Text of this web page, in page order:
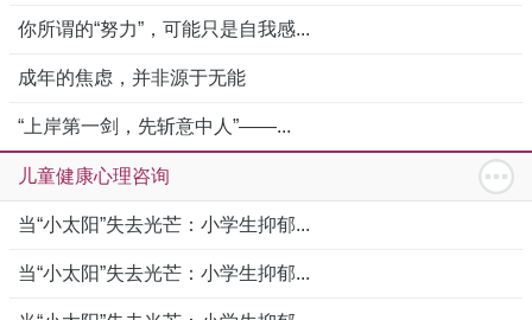
你所谓的“努力”，可能只是自我感...
成年的焦虑，并非源于无能
“上岸第一剑，先斩意中人”——...
儿童健康心理咨询
当“小太阳”失去光芒：小学生抑郁...
当“小太阳”失去光芒：小学生抑郁...